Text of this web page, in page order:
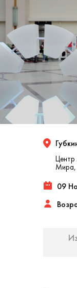
Центр
09